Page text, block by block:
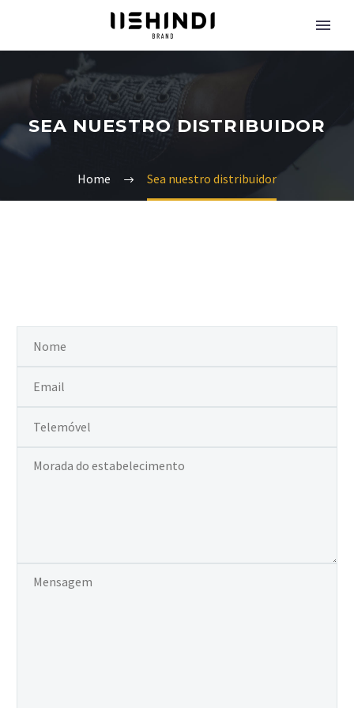
SEA NUESTRO DISTRIBUIDOR
Home Sea nuestro distribuidor